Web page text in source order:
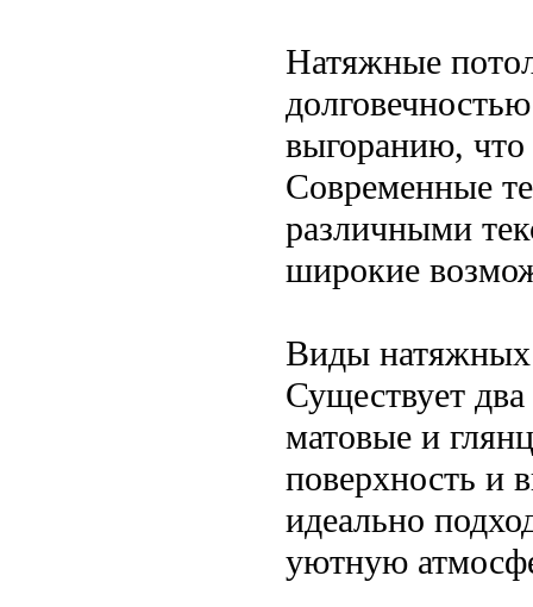
Натяжные
выгоранию, что
Современные
различными
широкие
Виды натяжных
Существует
матовые и
поверхность и
идеально
уютную